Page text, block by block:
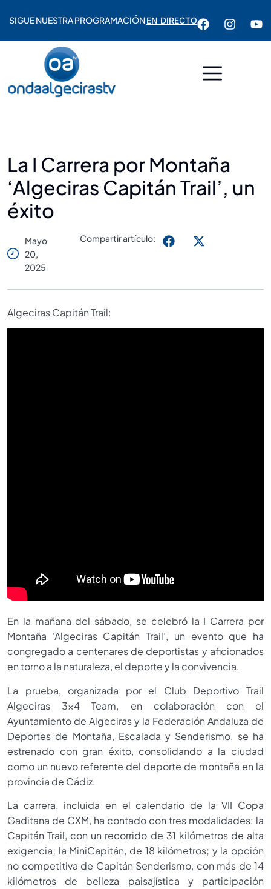
SIGUE NUESTRA PROGRAMACIÓNEN DIRECTO
La I Carrera por Montaña
‘Algeciras Capitán Trail’, un
éxito
Mayo
20,
2025
Compartir artículo:
Algeciras Capitán Trail:
En la mañana del sábado, se celebró la I Carrera por
Montaña ‘Algeciras Capitán Trail’, un evento que ha
congregado a centenares de deportistas y aficionados
en torno a la naturaleza, el deporte y la convivencia.
La prueba, organizada por el Club Deportivo Trail
Algeciras 3×4 Team, en colaboración con el
Ayuntamiento de Algeciras y la Federación Andaluza de
Deportes de Montaña, Escalada y Senderismo, se ha
estrenado con gran éxito, consolidando a la ciudad
como un nuevo referente del deporte de montaña en la
provincia de Cádiz.
La carrera, incluida en el calendario de la VII Copa
Gaditana de CXM, ha contado con tres modalidades: la
Capitán Trail, con un recorrido de 31 kilómetros de alta
exigencia; la MiniCapitán, de 18 kilómetros; y la opción
no competitiva de Capitán Senderismo, con más de 14
kilómetros de belleza paisajística y participación